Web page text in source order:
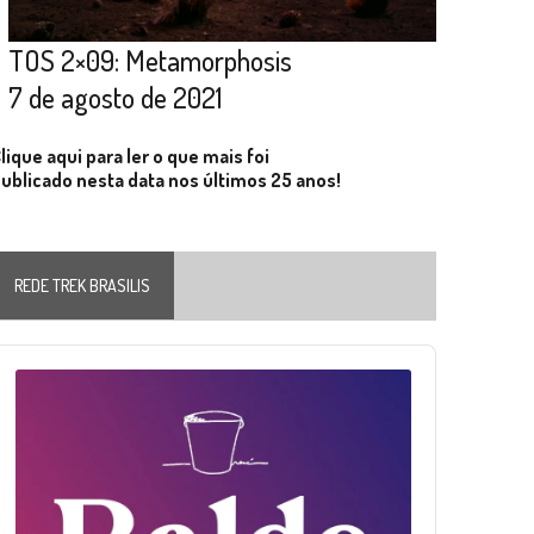
TOS 2×09: Metamorphosis
7 de agosto de 2021
aqui para ler o que mais foi
nesta data nos últimos 25 anos!
REDE TREK BRASILIS
Player